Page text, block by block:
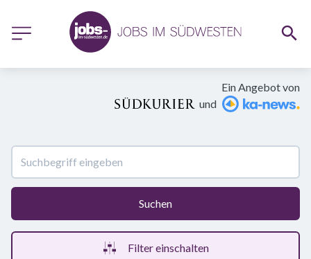
Ein Angebot von
und
Suchen
Filter einschalten